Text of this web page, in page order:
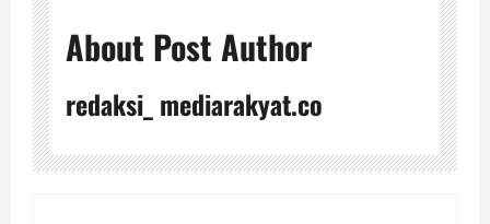
About Post Author
redaksi_ mediarakyat.co